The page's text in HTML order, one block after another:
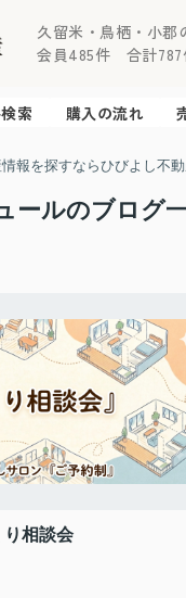
久留米・鳥栖・小郡
会員485件 合計
索 購入の流れ
報を探すならひびよし不
ールのブログ
り相談会